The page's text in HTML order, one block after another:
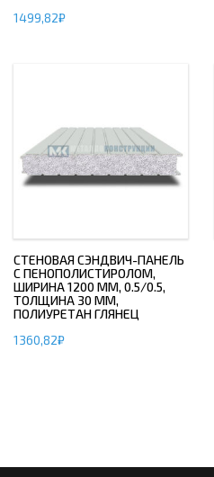
1499,82₽
СТЕНОВАЯ СЭНДВИЧ-ПАНЕЛЬ
С ПЕНОПОЛИСТИРОЛОМ,
ШИРИНА 1200 ММ, 0.5/0.5,
ТОЛЩИНА 30 ММ,
ПОЛИУРЕТАН ГЛЯНЕЦ
1360,82₽